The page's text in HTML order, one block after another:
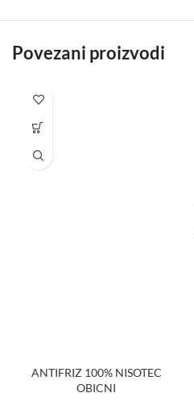
Povezani proizvodi
ANTIFRIZ 100% NISOTEC
OBICNI